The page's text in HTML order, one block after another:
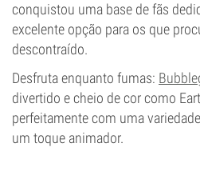
conquistou uma base de fãs
excelente opção para os que
descontraído.
Desfruta enquanto fumas:
divertido e cheio de cor como
perfeitamente com uma
um toque animador.